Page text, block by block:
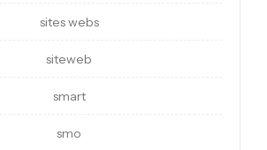
sites webs
siteweb
smart
smo